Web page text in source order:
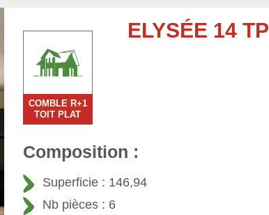
COMBLE R+1
TOIT PLAT
ELYSÉE 14 TP
Composition :
Superficie : 146,94
Nb pièces : 6